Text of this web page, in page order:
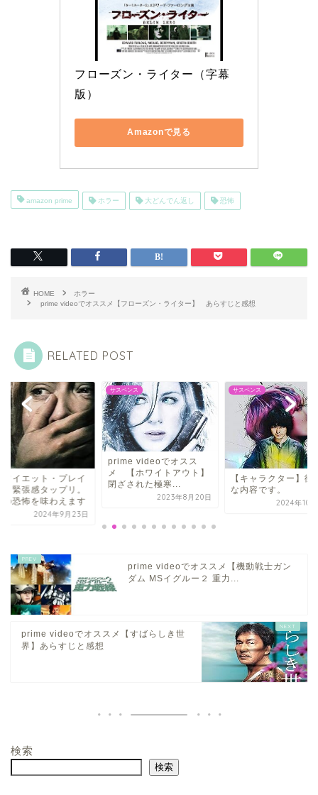
フローズン・ライター（字幕
版）
Amazonで見る
amazon prime ホラー 大どんでん返し 恐怖
HOME
ホラー
prime videoでオススメ【フローズン・ライター】 あらすじと感想
RELATED POST
ワイエット・プレイ
緊張感タップリ。
の恐怖を味わえます
2024年9月23日
サスペンス
prime videoでオスス
メ 【ホワイトアウト】
閉ざされた極寒...
2023年8月20日
サスペンス
【キャラクター】衝
な内容です。
2024年10
prime videoでオススメ【機動戦士ガン
ダム MSイグルー２ 重力...
prime videoでオススメ【すばらしき世
界】あらすじと感想
検索
検索